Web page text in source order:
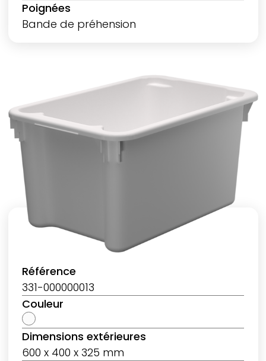
Poignées
Bande de préhension
Référence
331-000000013
Couleur
Dimensions extérieures
600 x 400 x 325 mm